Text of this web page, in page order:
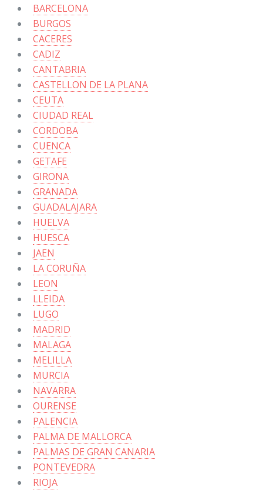
BARCELONA
BURGOS
CACERES
CADIZ
CANTABRIA
CASTELLON DE LA PLANA
CEUTA
CIUDAD REAL
CORDOBA
CUENCA
GETAFE
GIRONA
GRANADA
GUADALAJARA
HUELVA
HUESCA
JAEN
LA CORUÑA
LEON
LLEIDA
LUGO
MADRID
MALAGA
MELILLA
MURCIA
NAVARRA
OURENSE
PALENCIA
PALMA DE MALLORCA
PALMAS DE GRAN CANARIA
PONTEVEDRA
RIOJA